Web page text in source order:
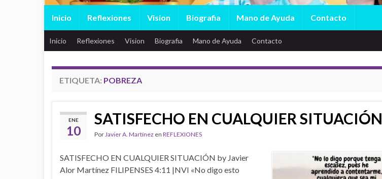
Inicio Reflexiones Vision Biografia Mano de Ayuda Contacto
Inicio Reflexiones Vision Biografia Mano de Ayuda Contacto
ETIQUETA: POBREZA
ENE
10
SATISFECHO EN CUALQUIER SITUACIÓN
PorJavier A. Martínez en REFLEXIONES
SATISFECHO EN CUALQUIER SITUACIÓN by Javier
Alor Martínez FILIPENSES 4:11 |NVI «No digo esto